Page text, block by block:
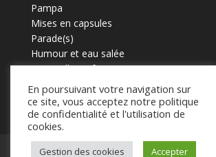
Pampa
Mises en capsules
Parade(s)
Humour et eau salée
Marmaille en fugues
Mentions légales Contact
En poursuivant votre navigation sur
ce site, vous acceptez notre politique
de confidentialité et l'utilisation de
cookies.
Gestion des cookies Accepter